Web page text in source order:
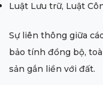
Luật Lưu trữ, Luật
Sự liên thông giữa
bảo tính đồng bộ,
sản gắn liền với đất.